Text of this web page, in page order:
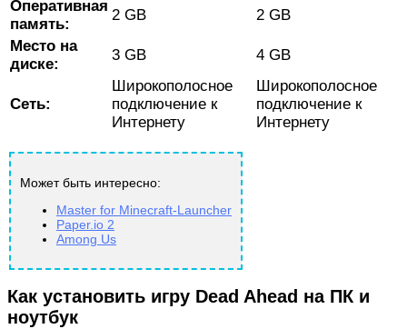
Оперативная
память:
2 GB
2 GB
Место на
диске:
3 GB 4 GB
Сеть:
Широкополосное
подключение к
Интернету
Широкополосное
подключение к
Интернету
Может быть интересно:
Master for Minecraft-Launcher
Paper.io 2
Among Us
Как установить игру Dead Ahead на ПК и
ноутбук